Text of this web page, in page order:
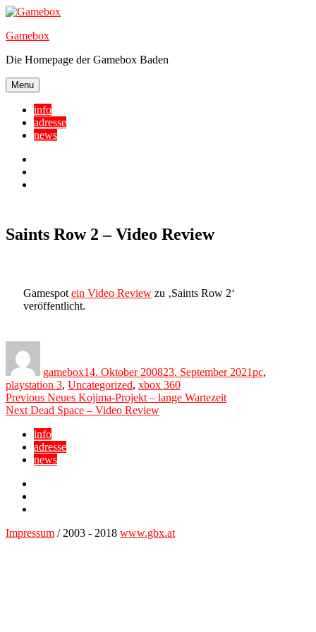
Skip
content
Gamebox
Die Homepage der Gamebox Baden
Menu
info
adresse
news
Saints Row 2 – Video Review
Gamespot ein Video Review zu ‚Saints Row 2‘
veröffentlicht.
gamebox14. Oktober 200823. September 2021pc,
playstation 3, Uncategorized, xbox 360
Beitragsnavigation
Previous Previous
post:
Neues Kojima-Projekt – lange Wartezeit
Next Next
Dead Space – Video Review
info
adresse
news
Impressum / 2003 - 2018 www.gbx.at